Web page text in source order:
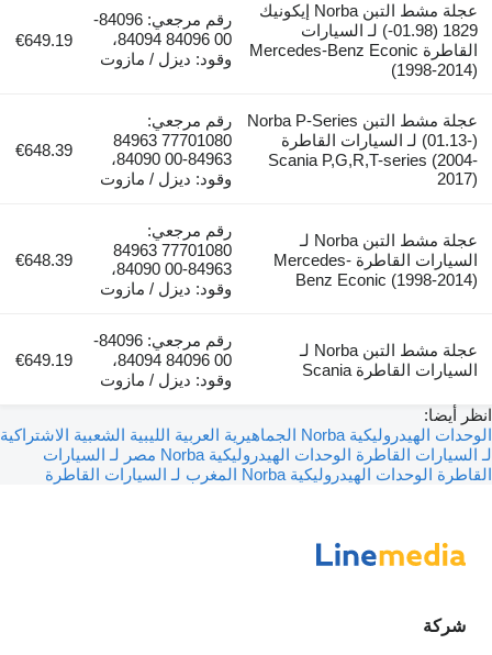
عجلة مشط التبن Norba إيكونيك
1829 (01.98-) لـ السيارات
القاطرة Mercedes-Benz Econic
(1998-2014)
رقم مرجعي: 84096-
00 84096 84094،
وقود: ديزل / مازوت
€649.19
عجلة مشط التبن Norba P-Series
(01.13-) لـ السيارات القاطرة
Scania P,G,R,T-series (2004-
2017)
رقم مرجعي:
77701080 84963
84963-00 84090،
وقود: ديزل / مازوت
€648.39
عجلة مشط التبن Norba لـ
السيارات القاطرة Mercedes-
Benz Econic (1998-2014)
رقم مرجعي:
77701080 84963
84963-00 84090،
وقود: ديزل / مازوت
€648.39
عجلة مشط التبن Norba لـ
السيارات القاطرة Scania
رقم مرجعي: 84096-
00 84096 84094،
وقود: ديزل / مازوت
€649.19
انظر أيضا:
الوحدات الهيدروليكية Norba الجماهيرية العربية الليبية الشعبية الاشتراكية
لـ السيارات القاطرة
الوحدات الهيدروليكية Norba مصر لـ السيارات
القاطرة الوحدات الهيدروليكية Norba المغرب لـ السيارات القاطرة
شركة